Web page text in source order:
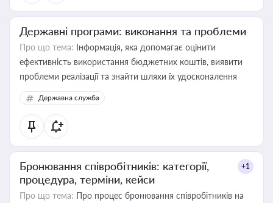
Державні програми: виконання та проблеми
Про що тема: Інформація, яка допомагає оцінити
ефективність використання бюджетних коштів, виявити
проблеми реалізації та знайти шляхи їх удосконалення
Державна служба
Бронювання співробітників: категорії,
процедура, терміни, кейси
+1
Про що тема: Про процес бронювання співробітників на